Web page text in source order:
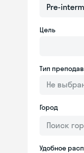
Pre-
Цель
Тип
Не
Город
Удобное